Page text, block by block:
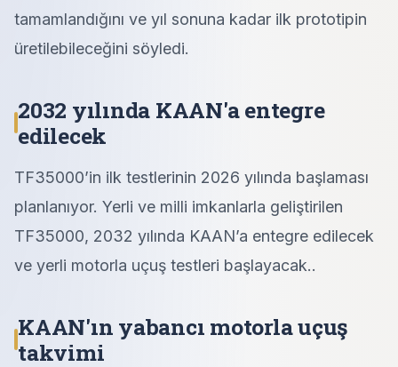
tamamlandığını ve yıl sonuna kadar ilk prototipin
üretilebileceğini söyledi.
2032 yılında KAAN'a entegre
edilecek
TF35000’in ilk testlerinin 2026 yılında başlaması
planlanıyor. Yerli ve milli imkanlarla geliştirilen
TF35000, 2032 yılında KAAN’a entegre edilecek
ve yerli motorla uçuş testleri başlayacak..
KAAN'ın yabancı motorla uçuş
takvimi